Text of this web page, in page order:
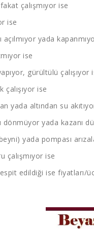
çalışmıyor ise
ise
yada
ise
gürültülü çalışıyor
çalışıyor ise
yada altından su
dönmüyor yada kazanı
yada pompası
çalışmıyor ise
edildiği ise fiyatları/